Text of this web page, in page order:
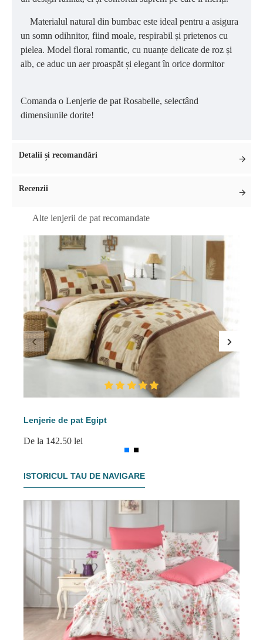
Materialul natural din bumbac este ideal pentru a asigura
un somn odihnitor, fiind moale, respirabil și prietenos cu
pielea. Model floral romantic, cu nuanțe delicate de roz și
alb, ce aduc un aer proaspăt și elegant în orice dormitor
Comanda o Lenjerie de pat Rosabelle, selectând
dimensiunile dorite!
Detalii și recomandări
Recenzii
Alte lenjerii de pat recomandate
Lenjerie de pat Egipt
De la 142.50 lei
ISTORICUL TAU DE NAVIGARE